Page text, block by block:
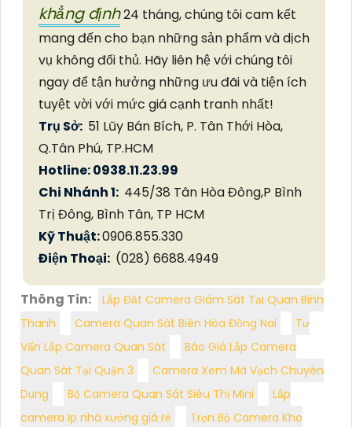
khẳng định24 tháng, chúng tôi cam kết
mang đến cho bạn những sản phẩm và dịch
vụ không đối thủ. Hãy liên hệ với chúng tôi
ngay để tận hưởng những ưu đãi và tiện ích
tuyệt vời với mức giá cạnh tranh nhất!
Trụ Sở: 51 Lũy Bán Bích, P. Tân Thới Hòa,
Q.Tân Phú, TP.HCM
Hotline: 0938.11.23.99
Chi Nhánh 1: 445/38 Tân Hòa Đông,P Bình
Trị Đông, Bình Tân, TP HCM
Kỹ Thuật:0906.855.330
Điện Thoại: (028) 6688.4949
Thông Tin:
Lắp Đặt Camera Giám Sát Tại Quan Binh
Thanh
Camera Quan Sát Biên Hòa Đồng Nai
Tư
Vấn Lắp Camera Quan Sát
Báo Giá Lắp Camera
Quan Sát Tại Quận 3
Camera Xem Mã Vạch Chuyên
Dụng
Bộ Camera Quan Sát Siêu Thị Mini
Lắp
camera Ip nhà xưởng giá rẻ
Trọn Bộ Camera Kho